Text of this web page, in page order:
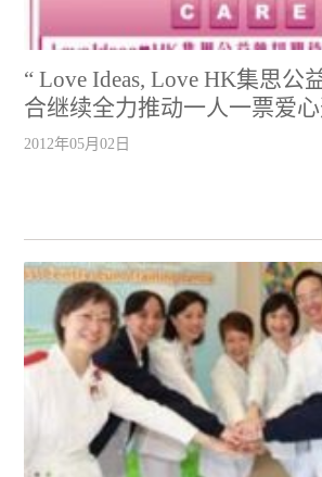
“ Love Ideas, Love HK集思公
合继续全力推动一人一票爱
2012年05月02日